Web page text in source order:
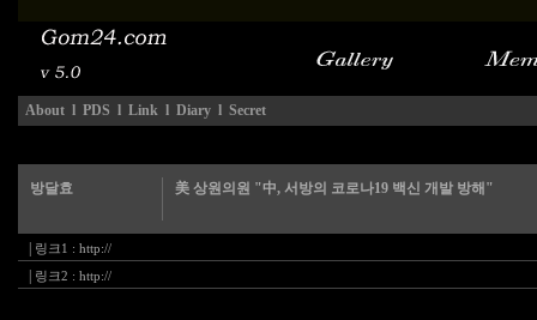
About l PDS l Link l Diary l Secret
방달효 美 상원의원 "中, 서방의 코로나19 백신 개발 방해"
링크1 : http://
링크2 : http://